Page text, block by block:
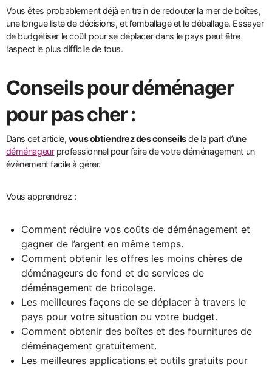
Vous êtes probablement déjà en train de redouter la mer de boîtes,
une longue liste de décisions, et l’emballage et le déballage. Essayer
de budgétiser le coût pour se déplacer dans le pays peut être
l’aspect le plus difficile de tous.
Conseils pour déménager
pour pas cher :
Dans cet article, vous obtiendrez des conseilsde la part d’une
déménageurprofessionnel pour faire de votre déménagement un
évènement facile à gérer.
Vous apprendrez :
Comment réduire vos coûts de déménagement et
gagner de l’argent en même temps.
Comment obtenir les offres les moins chères de
déménageurs de fond et de services de
déménagement de bricolage.
Les meilleures façons de se déplacer à travers le
pays pour votre situation ou votre budget.
Comment obtenir des boîtes et des fournitures de
déménagement gratuitement.
Les meilleures applications et outils gratuits pour